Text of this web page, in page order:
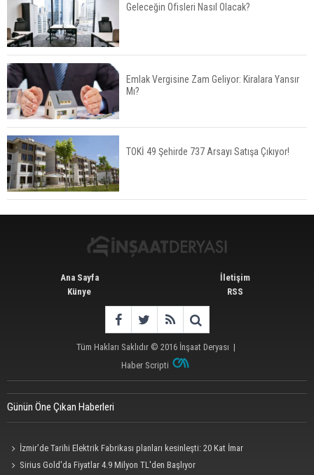
Kalyon İnşaat BAE'nin İlk Yüksek Hızlı Demiryolu
Hattını İnşa Ediyor
Yüksek Seviyesinde
TOKİ 51 İlde 540 Konut ve İş Yerini Satışa
Sunuyor
Geleceğin Ofisleri Nasıl Olacak?
Emlak Vergisine Zam Geliyor: Kiralara Yansır
Mı?
TOKİ 49 Şehirde 737 Arsayı Satışa Çıkıyor!
Ana Sayfa
Künye
İletişim
RSS
Tüm Hakları Saklıdır © 2016 İnşaat Deryası |
Haber Scripti
Günün Öne Çıkan Haberleri
İzmir’de Tarihi Elektrik Fabrikası planları kesinleşti: 20 Kat İmar
Sirius Gold'da Fiyatlar 4.9 Milyon TL'den Başlıyor